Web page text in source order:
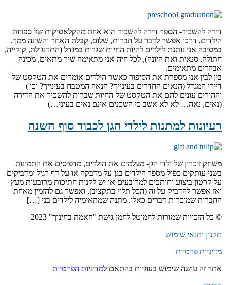
דירה להשכיר- הספר דירה להשכיר הוא אחת מהקלאסיקות של ספרות
הילדים, דרכו אפשר לדבר על חברות, שלום, קבלת האחר והשונה ממך.
במסיבה אני נותנת לילדים להיות החיות שגרות במגדל (התרנגולת, קוקייה,
חתולה, סנאית ואת היונה), לכל חיה אני מתאימה שיר מתאים, מכינה
אביזרים מתאימים.
בין לבין אני מספרת את הסיפור כאשר הילדים אומרים את הטקסט של
דיירי המגדל (הנאים החדרים בעינייך? הנאה המטבח בעינייך? וכו')
וההורים עונים להם את הטקסט של החיות שברות להשכיר את הדירה
(נאים, נאה… לא לא אשב כי השכנים אינם נאים בעיני…)
רעיונות למתנות לילדי הגן לכבוד סוף השנה
משחק זיכרון של ילדי הגן- מצלמים את הילדים, מדפיסים את התמונות
בשני עותקים כפול מספר הילדים בגן על מדבקה או על דף רגיל ומדביקים
על קרטון ביצוע וחותכים למרובעים או יש לקנות חתיכות מרובעות מעץ
ואז אפשר להדביק על זה (הכל תלוי בתקציב), ואפשר גם להזמין מאחת
החברות שמוכרות דברים כאלו. מתנה שמתאימיה לילדים בני […]
© כל הזכויות שמורות לחמוטל לחמן גישת "האמת בחינוך" 2023
תקנון ותנאי שימוש
מדיניות פרטיות
אתר זה עושה שימוש בעוגיות בהתאם למדיניות הפרטיות